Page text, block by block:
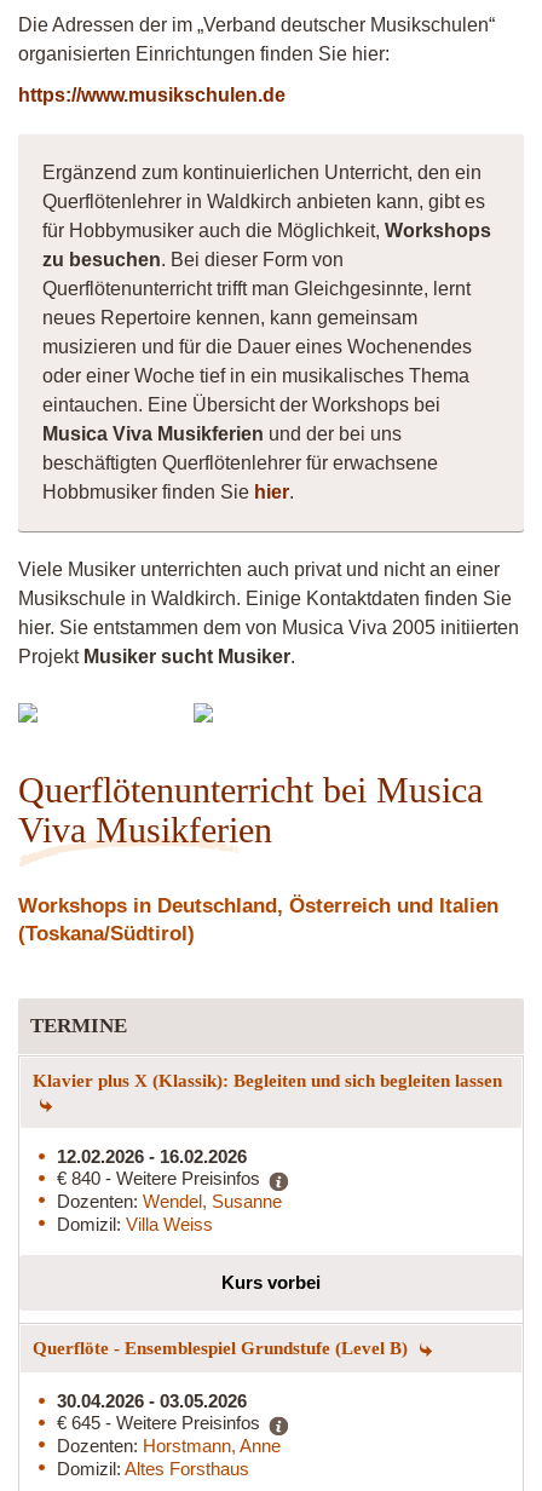
Die Adressen der im „Verband deutscher Musikschulen“
organisierten Einrichtungen finden Sie hier:
https://www.musikschulen.de
Ergänzend zum kontinuierlichen Unterricht, den ein
Querflötenlehrer in Waldkirch anbieten kann, gibt es
für Hobbymusiker auch die Möglichkeit, Workshops
zu besuchen. Bei dieser Form von
Querflötenunterricht trifft man Gleichgesinnte, lernt
neues Repertoire kennen, kann gemeinsam
musizieren und für die Dauer eines Wochenendes
oder einer Woche tief in ein musikalisches Thema
eintauchen. Eine Übersicht der Workshops bei
Musica Viva Musikferien und der bei uns
beschäftigten Querflötenlehrer für erwachsene
Hobbmusiker finden Sie hier.
Viele Musiker unterrichten auch privat und nicht an einer
Musikschule in Waldkirch. Einige Kontaktdaten finden Sie
hier. Sie entstammen dem von Musica Viva 2005 initiierten
Projekt Musiker sucht Musiker.
Vittorio
Querflötenunterricht bei Musica
Viva Musikferien
Workshops in Deutschland, Österreich und Italien
(Toskana/Südtirol)
TERMINE
Klavier plus X (Klassik): Begleiten und sich begleiten lassen
12.02.2026 - 16.02.2026
€ 840 - Weitere Preisinfos
Dozenten: Wendel, Susanne
Domizil: Villa Weiss
Kurs vorbei
Querflöte - Ensemblespiel Grundstufe (Level B)
30.04.2026 - 03.05.2026
€ 645 - Weitere Preisinfos
Dozenten: Horstmann, Anne
Domizil: Altes Forsthaus